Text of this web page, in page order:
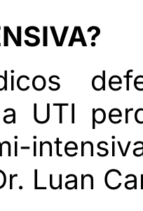
a UTI
Luan